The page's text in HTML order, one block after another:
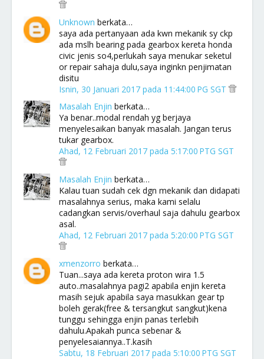
Unknown berkata…
saya ada pertanyaan ada kwn mekanik sy ckp
ada mslh bearing pada gearbox kereta honda
civic jenis so4,perlukah saya menukar seketul
or repair sahaja dulu,saya inginkn penjimatan
disitu
Isnin, 30 Januari 2017 pada 11:44:00 PG SGT
Masalah Enjin berkata…
Ya benar..modal rendah yg berjaya
menyelesaikan banyak masalah. Jangan terus
tukar gearbox.
Ahad, 12 Februari 2017 pada 5:17:00 PTG SGT
Masalah Enjin berkata…
Kalau tuan sudah cek dgn mekanik dan didapati
masalahnya serius, maka kami selalu
cadangkan servis/overhaul saja dahulu gearbox
asal.
Ahad, 12 Februari 2017 pada 5:20:00 PTG SGT
xmenzorro berkata…
Tuan...saya ada kereta proton wira 1.5
auto..masalahnya pagi2 apabila enjin kereta
masih sejuk apabila saya masukkan gear tp
boleh gerak(free & tersangkut sangkut)kena
tunggu sehingga enjin panas terlebih
dahulu.Apakah punca sebenar &
penyelesaiannya..T.kasih
Sabtu, 18 Februari 2017 pada 5:10:00 PTG SGT